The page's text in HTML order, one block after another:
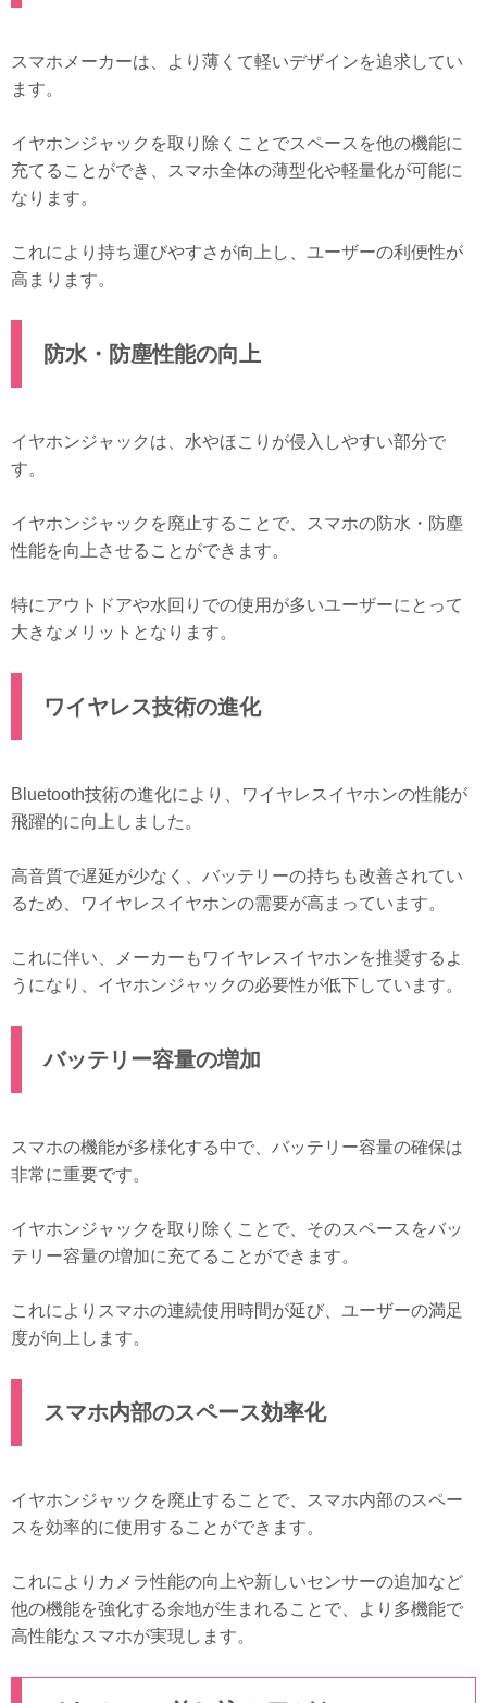
スマホメーカーは、より薄くて軽いデザインを追求してい
ます。
イヤホンジャックを取り除くことでスペースを他の機能に
充てることができ、スマホ全体の薄型化や軽量化が可能に
なります。
これにより持ち運びやすさが向上し、ユーザーの利便性が
高まります。
防水・防塵性能の向上
イヤホンジャックは、水やほこりが侵入しやすい部分で
す。
イヤホンジャックを廃止することで、スマホの防水・防塵
性能を向上させることができます。
特にアウトドアや水回りでの使用が多いユーザーにとって
大きなメリットとなります。
ワイヤレス技術の進化
Bluetooth技術の進化により、ワイヤレスイヤホンの性能が
飛躍的に向上しました。
高音質で遅延が少なく、バッテリーの持ちも改善されてい
るため、ワイヤレスイヤホンの需要が高まっています。
これに伴い、メーカーもワイヤレスイヤホンを推奨するよ
うになり、イヤホンジャックの必要性が低下しています。
バッテリー容量の増加
スマホの機能が多様化する中で、バッテリー容量の確保は
非常に重要です。
イヤホンジャックを取り除くことで、そのスペースをバッ
テリー容量の増加に充てることができます。
これによりスマホの連続使用時間が延び、ユーザーの満足
度が向上します。
スマホ内部のスペース効率化
イヤホンジャックを廃止することで、スマホ内部のスペー
スを効率的に使用することができます。
これによりカメラ性能の向上や新しいセンサーの追加など
他の機能を強化する余地が生まれることで、より多機能で
高性能なスマホが実現します。